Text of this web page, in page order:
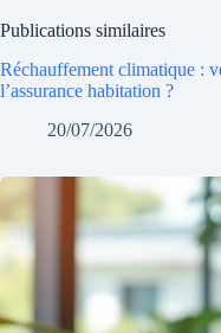
Publications similaires
Réchauffement climatique :
l’assurance habitation ?
20/07/2026